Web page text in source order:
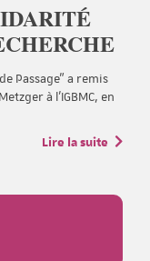
Passage” a remis
à l’IGBMC, en
Lire la suite